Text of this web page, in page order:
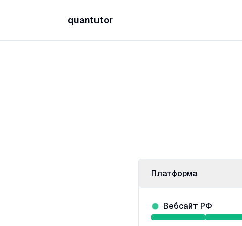
quantutor
Платформа
Вебсайт РФ